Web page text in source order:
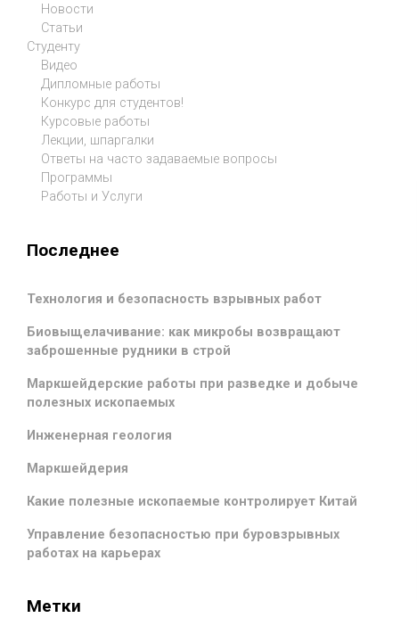
Новости
Статьи
Студенту
Видео
Дипломные работы
Конкурс для студентов!
Курсовые работы
Лекции, шпаргалки
Ответы на часто задаваемые вопросы
Программы
Работы и Услуги
Последнее
Технология и безопасность взрывных работ
Биовыщелачивание: как микробы возвращают
заброшенные рудники в строй
Маркшейдерские работы при разведке и добыче
полезных ископаемых
Инженерная геология
Маркшейдерия
Какие полезные ископаемые контролирует Китай
Управление безопасностью при буровзрывных
работах на карьерах
Метки